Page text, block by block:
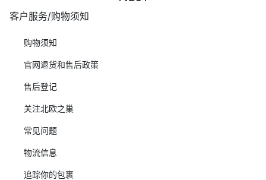
客户服务/购物须知
购物须知
官网退货和售后政策
售后登记
关注北欧之巢
常见问题
物流信息
追踪你的包裹